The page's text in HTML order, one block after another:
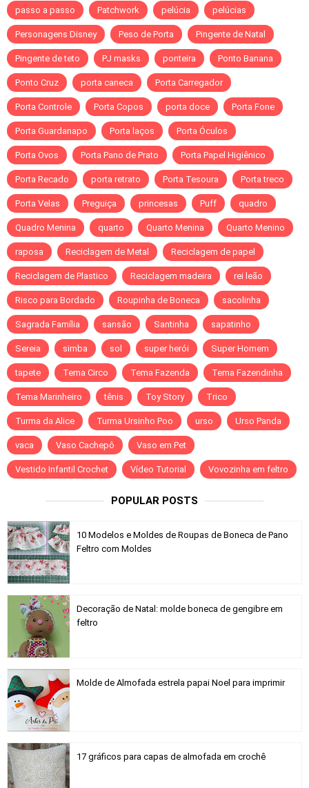
passo a passo Patchwork pelúcia pelúcias
Personagens Disney Peso de Porta Pingente de Natal
Pingente de teto PJ masks ponteira Ponto Banana
Ponto Cruz porta caneca Porta Carregador
Porta Controle Porta Copos porta doce Porta Fone
Porta Guardanapo Porta laços Porta Óculos
Porta Ovos Porta Pano de Prato Porta Papel Higiênico
Porta Recado porta retrato Porta Tesoura Porta treco
Porta Velas Preguiça princesas Puff quadro
Quadro Menina quarto Quarto Menina Quarto Menino
raposa Reciclagem de Metal Reciclagem de papel
Reciclagem de Plastico Reciclagem madeira rei leão
Risco para Bordado Roupinha de Boneca sacolinha
Sagrada Família sansão Santinha sapatinho
Sereia simba sol super herói Super Homem
tapete Tema Circo Tema Fazenda Tema Fazendinha
Tema Marinheiro tênis Toy Story Trico
Turma da Alice Turma Ursinho Poo urso Urso Panda
vaca Vaso Cachepô Vaso em Pet
Vestido Infantil Crochet Vídeo Tutorial Vovozinha em feltro
POPULAR POSTS
10 Modelos e Moldes de Roupas de Boneca de Pano
Feltro com Moldes
Decoração de Natal: molde boneca de gengibre em
feltro
Molde de Almofada estrela papai Noel para imprimir
17 gráficos para capas de almofada em crochê